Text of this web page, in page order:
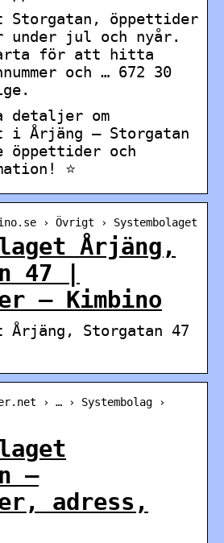
Storgatan, öppettider
under jul och nyår.
för att hitta
och … 672 30
om
i Årjäng – Storgatan
öppettider och
⭐
› Övrigt › Systembolaget
Årjäng,
47 |
– Kimbino
Årjäng, Storgatan 47
› … › Systembolag ›
–
adress,